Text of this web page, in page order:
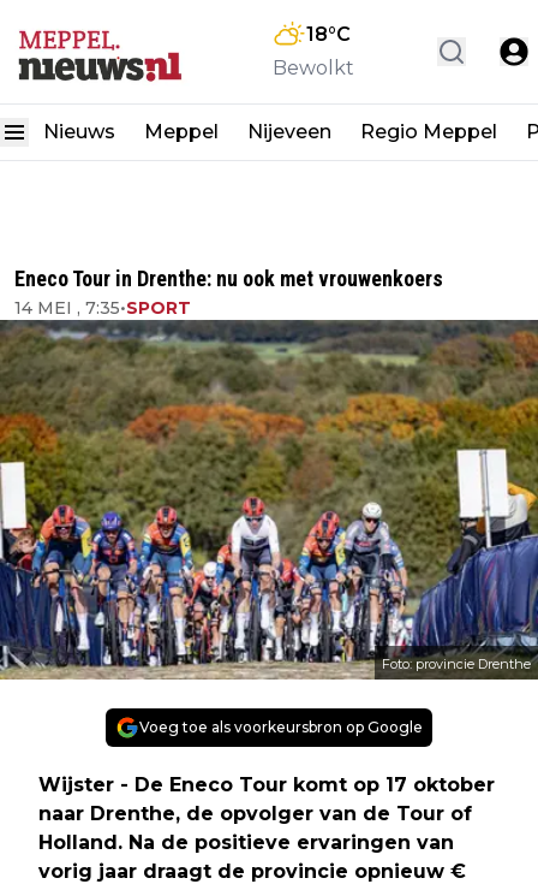
18°C
Bewolkt
Nieuws Meppel Nijeveen Regio Meppel
Eneco Tour in Drenthe: nu ook met vrouwenkoers
14 MEI , 7:35•SPORT
Foto: provincie Drenthe
Voeg toe als voorkeursbron op Google
Wijster - De Eneco Tour komt op 17 oktober
naar Drenthe, de opvolger van de Tour of
Holland. Na de positieve ervaringen van
vorig jaar draagt de provincie opnieuw €